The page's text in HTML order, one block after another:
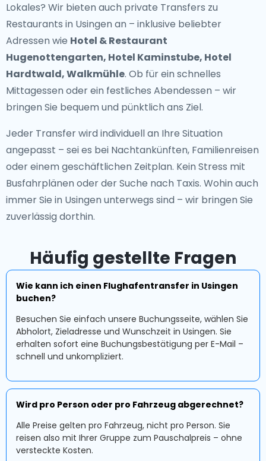
Lokales? Wir bieten auch private Transfers zu
Restaurants in Usingen an – inklusive beliebter
Adressen wie Hotel & Restaurant
Hugenottengarten, Hotel Kaminstube, Hotel
Hardtwald, Walkmühle. Ob für ein schnelles
Mittagessen oder ein festliches Abendessen – wir
bringen Sie bequem und pünktlich ans Ziel.
Jeder Transfer wird individuell an Ihre Situation
angepasst – sei es bei Nachtankünften, Familienreisen
oder einem geschäftlichen Zeitplan. Kein Stress mit
Busfahrplänen oder der Suche nach Taxis. Wohin auch
immer Sie in Usingen unterwegs sind – wir bringen Sie
zuverlässig dorthin.
Häufig gestellte Fragen
Wie kann ich einen Flughafentransfer in Usingen
buchen?
Besuchen Sie einfach unsere Buchungsseite, wählen Sie
Abholort, Zieladresse und Wunschzeit in Usingen. Sie
erhalten sofort eine Buchungsbestätigung per E-Mail –
schnell und unkompliziert.
Wird pro Person oder pro Fahrzeug abgerechnet?
Alle Preise gelten pro Fahrzeug, nicht pro Person. Sie
reisen also mit Ihrer Gruppe zum Pauschalpreis – ohne
versteckte Kosten.